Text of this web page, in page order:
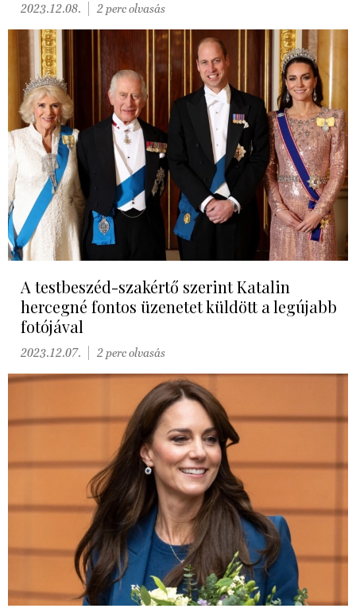
2023.12.08. 2 perc olvasás
A testbeszéd-szakértő szerint Katalin
hercegné fontos üzenetet küldött a legújabb
fotójával
2023.12.07. 2 perc olvasás